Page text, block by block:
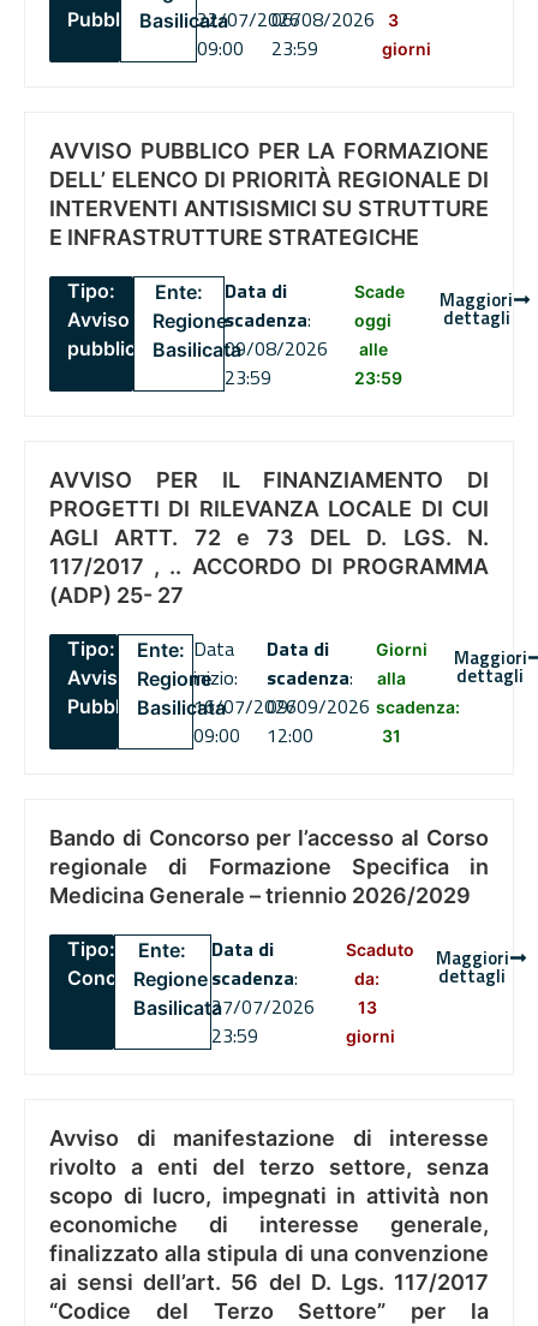
PubblicoBasilicata22/07/2026
09:00
06/08/2026
23:59
3
giorni
AVVISO PUBBLICO PER LA FORMAZIONE
DELL’ ELENCO DI PRIORITÀ REGIONALE DI
INTERVENTI ANTISISMICI SU STRUTTURE
E INFRASTRUTTURE STRATEGICHE
Tipo:
Avviso
pubblico
Ente:
Regione
Basilicata
Data di
scadenza:
09/08/2026
23:59
Scade
oggi
alle
23:59
Maggiori
dettagli
AVVISO PER IL FINANZIAMENTO DI
PROGETTI DI RILEVANZA LOCALE DI CUI
AGLI ARTT. 72 e 73 DEL D. LGS. N.
117/2017 , .. ACCORDO DI PROGRAMMA
(ADP) 25- 27
Tipo:
Avviso
Pubblico
Ente:
Regione
Basilicata
Data
inizio:
16/07/2026
09:00
Data di
scadenza:
09/09/2026
12:00
Giorni
alla
scadenza:
31
Maggiori
dettagli
Bando di Concorso per l’accesso al Corso
regionale di Formazione Specifica in
Medicina Generale – triennio 2026/2029
Tipo:
Concorsi
Ente:
Regione
Basilicata
Data di
scadenza:
27/07/2026
23:59
Scaduto
da:
13
giorni
Maggiori
dettagli
Avviso di manifestazione di interesse
rivolto a enti del terzo settore, senza
scopo di lucro, impegnati in attività non
economiche di interesse generale,
finalizzato alla stipula di una convenzione
ai sensi dell’art. 56 del D. Lgs. 117/2017
“Codice del Terzo Settore” per la